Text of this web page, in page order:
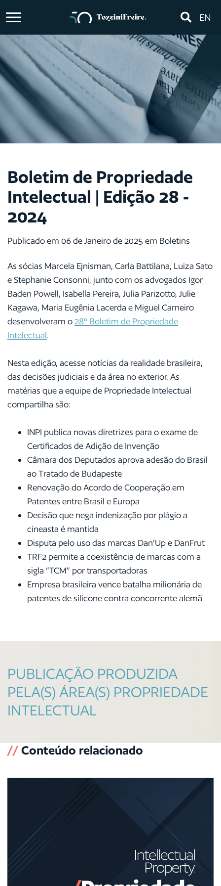
EN
Boletim de Propriedade
Intelectual | Edição 28 -
2024
Publicado em 06 de Janeiro de 2025 em Boletins
As sócias Marcela Ejnisman, Carla Battilana, Luiza Sato
e Stephanie Consonni, junto com os advogados Igor
Baden Powell, Isabella Pereira, Julia Parizotto, Julie
Kagawa, Maria Eugênia Lacerda e Miguel Carneiro
desenvolveram o 28º Boletim de Propriedade
Intelectual.
Nesta edição, acesse notícias da realidade brasileira,
das decisões judiciais e da área no exterior. As
matérias que a equipe de Propriedade Intelectual
compartilha são:
INPI publica novas diretrizes para o exame de
Certificados de Adição de Invenção
Câmara dos Deputados aprova adesão do Brasil
ao Tratado de Budapeste
Renovação do Acordo de Cooperação em
Patentes entre Brasil e Europa
Decisão que nega indenização por plágio a
cineasta é mantida
Disputa pelo uso das marcas Dan’Up e DanFrut
TRF2 permite a coexistência de marcas com a
sigla “TCM” por transportadoras
Empresa brasileira vence batalha milionária de
patentes de silicone contra concorrente alemã
PUBLICAÇÃO PRODUZIDA
PELA(S) ÁREA(S) PROPRIEDADE
INTELECTUAL
// Conteúdo relacionado